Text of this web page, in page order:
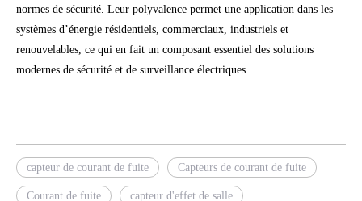
normes de sécurité. Leur polyvalence permet une application dans les
systèmes d’énergie résidentiels, commerciaux, industriels et
renouvelables, ce qui en fait un composant essentiel des solutions
modernes de sécurité et de surveillance électriques.
capteur de courant de fuite Capteurs de courant de fuite
Courant de fuite capteur d'effet de salle